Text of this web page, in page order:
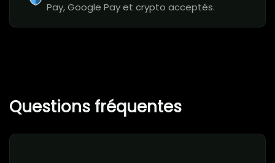
Pay, Google Pay et crypto acceptés.
Questions fréquentes